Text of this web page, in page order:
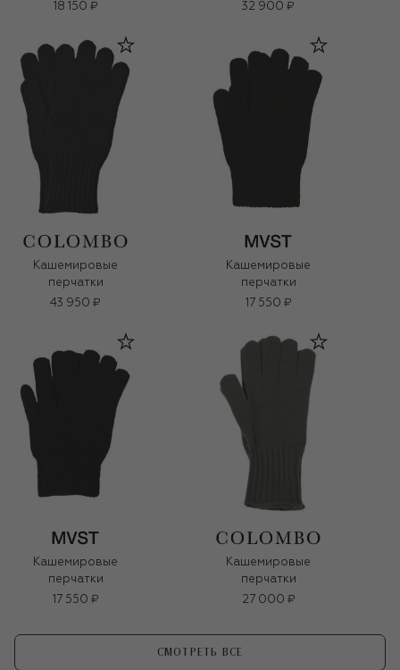
18 150 ₽
32 900 ₽
Кашемировые
перчатки
43 950 ₽
Кашемировые
перчатки
17 550 ₽
Кашемировые
перчатки
17 550 ₽
Кашемировые
перчатки
27 000 ₽
СМОТРЕТЬ ВСЕ